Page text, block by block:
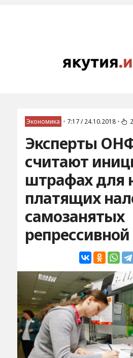
Экономика • 7:17 / 24.10.2018 •
Эксперты
считают
штрафах для
платящих
самозанятых
репрессивной